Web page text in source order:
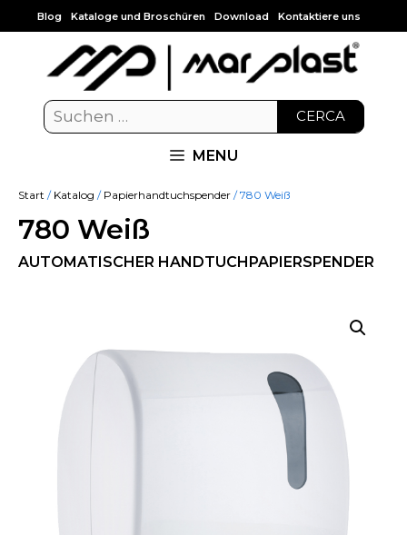
Blog Kataloge und Broschüren Download Kontaktiere uns
CERCA
MENU
Start / Katalog / Papierhandtuchspender / 780 Weiß
780 Weiß
AUTOMATISCHER HANDTUCHPAPIERSPENDER